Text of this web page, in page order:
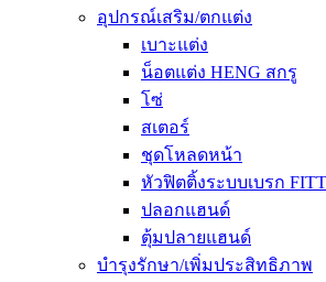
อุปกรณ์เสริม/ตกแต่ง
เบาะแต่ง
น็อตแต่ง HENG สกรู
โซ่
สเตอร์
ชุดโหลดหน้า
หัวฟิตติ้งระบบเบรก
ปลอกแฮนด์
ตุ้มปลายแฮนด์
บำรุงรักษา/เพิ่มประสิทธิภาพ